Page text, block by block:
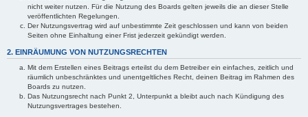
nicht weiter nutzen. Für die Nutzung des Boards gelten jeweils die an dieser Stelle
veröffentlichten Regelungen.
Der Nutzungsvertrag wird auf unbestimmte Zeit geschlossen und kann von beiden
Seiten ohne Einhaltung einer Frist jederzeit gekündigt werden.
2. EINRÄUMUNG VON NUTZUNGSRECHTEN
Mit dem Erstellen eines Beitrags erteilst du dem Betreiber ein einfaches, zeitlich und
räumlich unbeschränktes und unentgeltliches Recht, deinen Beitrag im Rahmen des
Boards zu nutzen.
Das Nutzungsrecht nach Punkt 2, Unterpunkt a bleibt auch nach Kündigung des
Nutzungsvertrages bestehen.